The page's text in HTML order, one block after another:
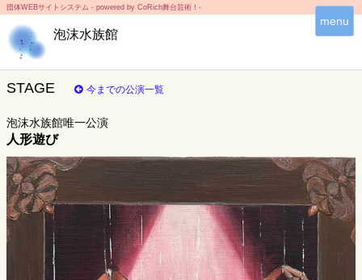
団体WEBサイトシステム - powered by CoRich舞台芸術！-
泡沫水族館
T
o
g
i
g
a
t
menu
STAGE 今までの公演一覧
泡沫水族館唯一公演
人形遊び